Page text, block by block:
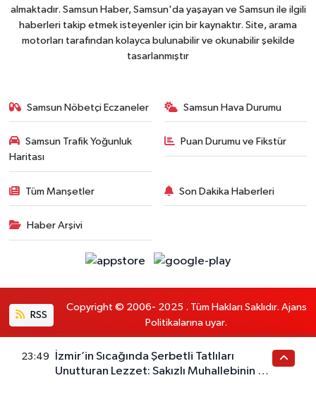
almaktadır. Samsun Haber, Samsun'da yaşayan ve Samsun ile ilgili
haberleri takip etmek isteyenler için bir kaynaktır. Site, arama
motorları tarafından kolayca bulunabilir ve okunabilir şekilde
tasarlanmıştır
Samsun Nöbetçi Eczaneler Samsun Hava Durumu
Samsun Trafik Yoğunluk
Haritası
Puan Durumu ve Fikstür
Tüm Manşetler Son Dakika Haberleri
Haber Arşivi
RSS
Copyright © 2006- 2025 . Tüm Hakları Saklıdır. Ajans
Politikalarına uyar.
Haber Yazılımı:TE Bilişim
23:49
İzmir’in Sıcağında Şerbetli Tatlıları
Unutturan Lezzet: Sakızlı Muhallebinin Bu